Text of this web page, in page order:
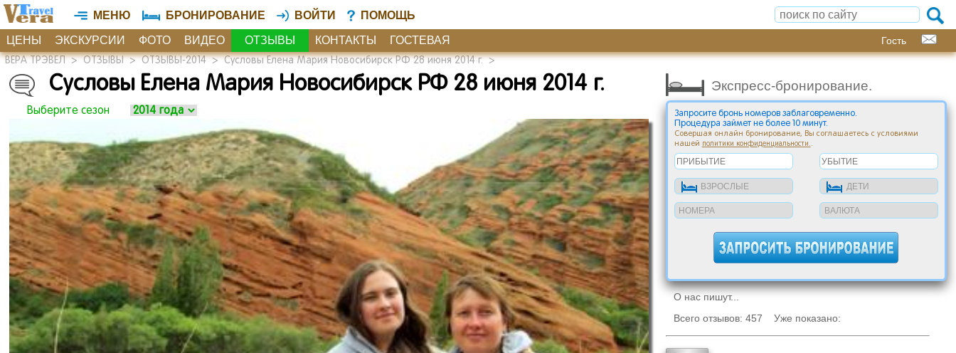
МЕНЮ БРОНИРОВАНИЕ ВОЙТИ ПОМОЩЬ
ЦЕНЫ ЭКСКУРСИИ ФОТО ВИДЕО ОТЗЫВЫ КОНТАКТЫ ГОСТЕВАЯ Гость
ВЕРА ТРЭВЕЛ>ОТЗЫВЫ>ОТЗЫВЫ-2014>Сусловы Елена Мария Новосибирск РФ 28 июня 2014 г.>
Сусловы Елена Мария Новосибирск РФ 28 июня 2014 г.
Выберите сезон
Экспресс-бронирование.
Запросите бронь номеров заблаговременно.
Процедура займет не более 10 минут.
Совершая онлайн бронирование, Вы соглашаетесь с условиями
нашей
политики конфиденциальности. .
О нас пишут...
Всего отзывов: 457 Уже показано: